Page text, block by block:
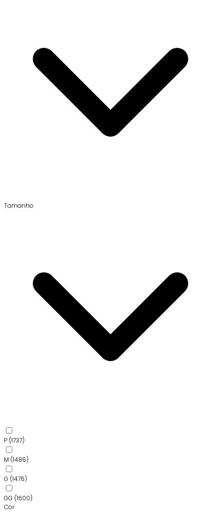
Tamanho
P (1737)
M (1486)
G (1476)
GG (1600)
Cor